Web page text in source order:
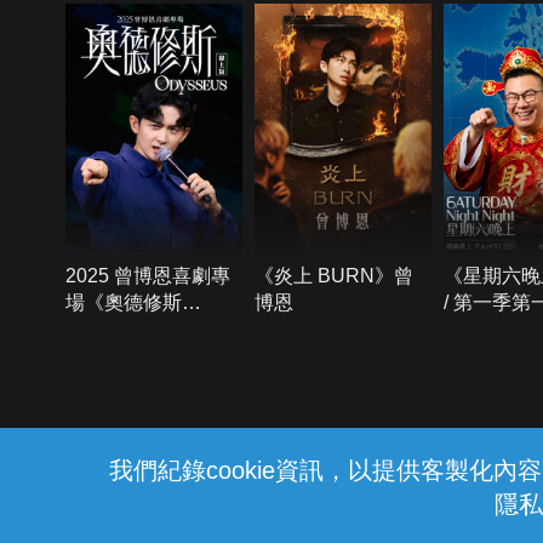
我們紀錄cookie資訊，以提供客製化內
隱
2025 曾博恩喜劇專
場《奧德修斯
《炎上 BURN》曾
博恩
《星期六
/ 第一季第